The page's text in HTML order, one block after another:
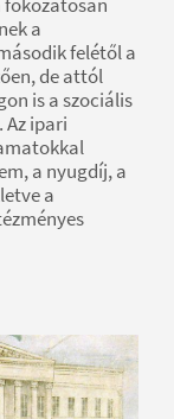
a
felétől a
de attól
is a szociális
ipari
a nyugdíj, a
a